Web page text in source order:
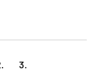
3.